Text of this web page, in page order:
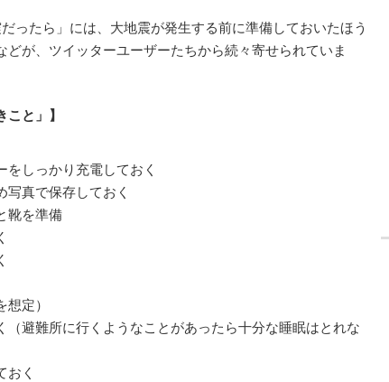
ったら」には、大地震が発生する前に準備しておいたほう
どが、ツイッターユーザーたちから続々寄せられていま
と」】
をしっかり充電しておく
写真で保存しておく
靴を準備
定）
（避難所に行くようなことがあったら十分な睡眠はとれな
おく